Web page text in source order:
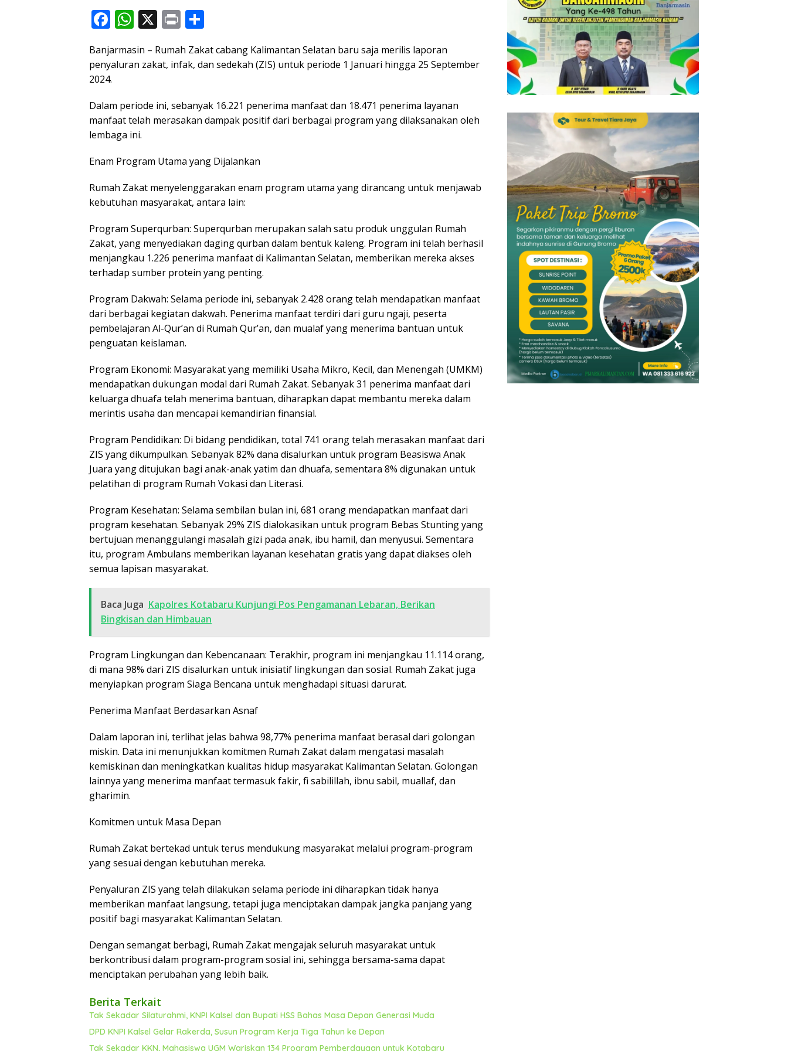
F
e
b
o
k
W
at
s
p
p
X Pr
t ar
e
Banjarmasin – Rumah Zakat cabang Kalimantan Selatan baru saja merilis laporan
penyaluran zakat, infak, dan sedekah (ZIS) untuk periode 1 Januari hingga 25 September
2024.
Dalam periode ini, sebanyak 16.221 penerima manfaat dan 18.471 penerima layanan
manfaat telah merasakan dampak positif dari berbagai program yang dilaksanakan oleh
lembaga ini.
Enam Program Utama yang Dijalankan
Rumah Zakat menyelenggarakan enam program utama yang dirancang untuk menjawab
kebutuhan masyarakat, antara lain:
Program Superqurban: Superqurban merupakan salah satu produk unggulan Rumah
Zakat, yang menyediakan daging qurban dalam bentuk kaleng. Program ini telah berhasil
menjangkau 1.226 penerima manfaat di Kalimantan Selatan, memberikan mereka akses
terhadap sumber protein yang penting.
Program Dakwah: Selama periode ini, sebanyak 2.428 orang telah mendapatkan manfaat
dari berbagai kegiatan dakwah. Penerima manfaat terdiri dari guru ngaji, peserta
pembelajaran Al-Qur’an di Rumah Qur’an, dan mualaf yang menerima bantuan untuk
penguatan keislaman.
Program Ekonomi: Masyarakat yang memiliki Usaha Mikro, Kecil, dan Menengah (UMKM)
mendapatkan dukungan modal dari Rumah Zakat. Sebanyak 31 penerima manfaat dari
keluarga dhuafa telah menerima bantuan, diharapkan dapat membantu mereka dalam
merintis usaha dan mencapai kemandirian finansial.
Program Pendidikan: Di bidang pendidikan, total 741 orang telah merasakan manfaat dari
ZIS yang dikumpulkan. Sebanyak 82% dana disalurkan untuk program Beasiswa Anak
Juara yang ditujukan bagi anak-anak yatim dan dhuafa, sementara 8% digunakan untuk
pelatihan di program Rumah Vokasi dan Literasi.
Program Kesehatan: Selama sembilan bulan ini, 681 orang mendapatkan manfaat dari
program kesehatan. Sebanyak 29% ZIS dialokasikan untuk program Bebas Stunting yang
bertujuan menanggulangi masalah gizi pada anak, ibu hamil, dan menyusui. Sementara
itu, program Ambulans memberikan layanan kesehatan gratis yang dapat diakses oleh
semua lapisan masyarakat.
Baca Juga Kapolres Kotabaru Kunjungi Pos Pengamanan Lebaran, Berikan
Bingkisan dan Himbauan
Program Lingkungan dan Kebencanaan: Terakhir, program ini menjangkau 11.114 orang,
di mana 98% dari ZIS disalurkan untuk inisiatif lingkungan dan sosial. Rumah Zakat juga
menyiapkan program Siaga Bencana untuk menghadapi situasi darurat.
Penerima Manfaat Berdasarkan Asnaf
Dalam laporan ini, terlihat jelas bahwa 98,77% penerima manfaat berasal dari golongan
miskin. Data ini menunjukkan komitmen Rumah Zakat dalam mengatasi masalah
kemiskinan dan meningkatkan kualitas hidup masyarakat Kalimantan Selatan. Golongan
lainnya yang menerima manfaat termasuk fakir, fi sabilillah, ibnu sabil, muallaf, dan
gharimin.
Komitmen untuk Masa Depan
Rumah Zakat bertekad untuk terus mendukung masyarakat melalui program-program
yang sesuai dengan kebutuhan mereka.
Penyaluran ZIS yang telah dilakukan selama periode ini diharapkan tidak hanya
memberikan manfaat langsung, tetapi juga menciptakan dampak jangka panjang yang
positif bagi masyarakat Kalimantan Selatan.
Dengan semangat berbagi, Rumah Zakat mengajak seluruh masyarakat untuk
berkontribusi dalam program-program sosial ini, sehingga bersama-sama dapat
menciptakan perubahan yang lebih baik.
Berita Terkait
Tak Sekadar Silaturahmi, KNPI Kalsel dan Bupati HSS Bahas Masa Depan Generasi Muda
DPD KNPI Kalsel Gelar Rakerda, Susun Program Kerja Tiga Tahun ke Depan
Tak Sekadar KKN, Mahasiswa UGM Wariskan 134 Program Pemberdayaan untuk Kotabaru